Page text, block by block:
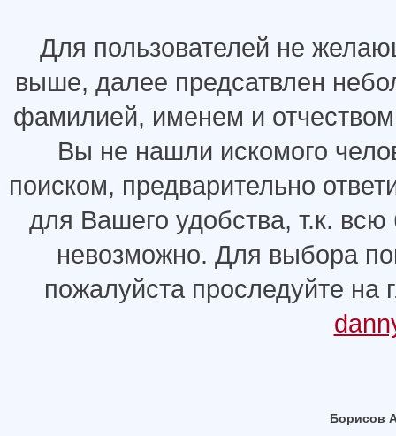
Для пользователей не
выше, далее предсатвлен
фамилией, именем и
Вы не нашли искомого
поиском, предварительно
для Вашего удобства, т.к.
невозможно. Для выбора
пожалуйста проследуйте на
Борисов